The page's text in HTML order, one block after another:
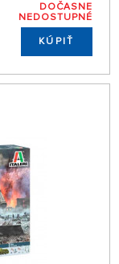
DOČASNE
NEDOSTUPNÉ
KÚPIŤ